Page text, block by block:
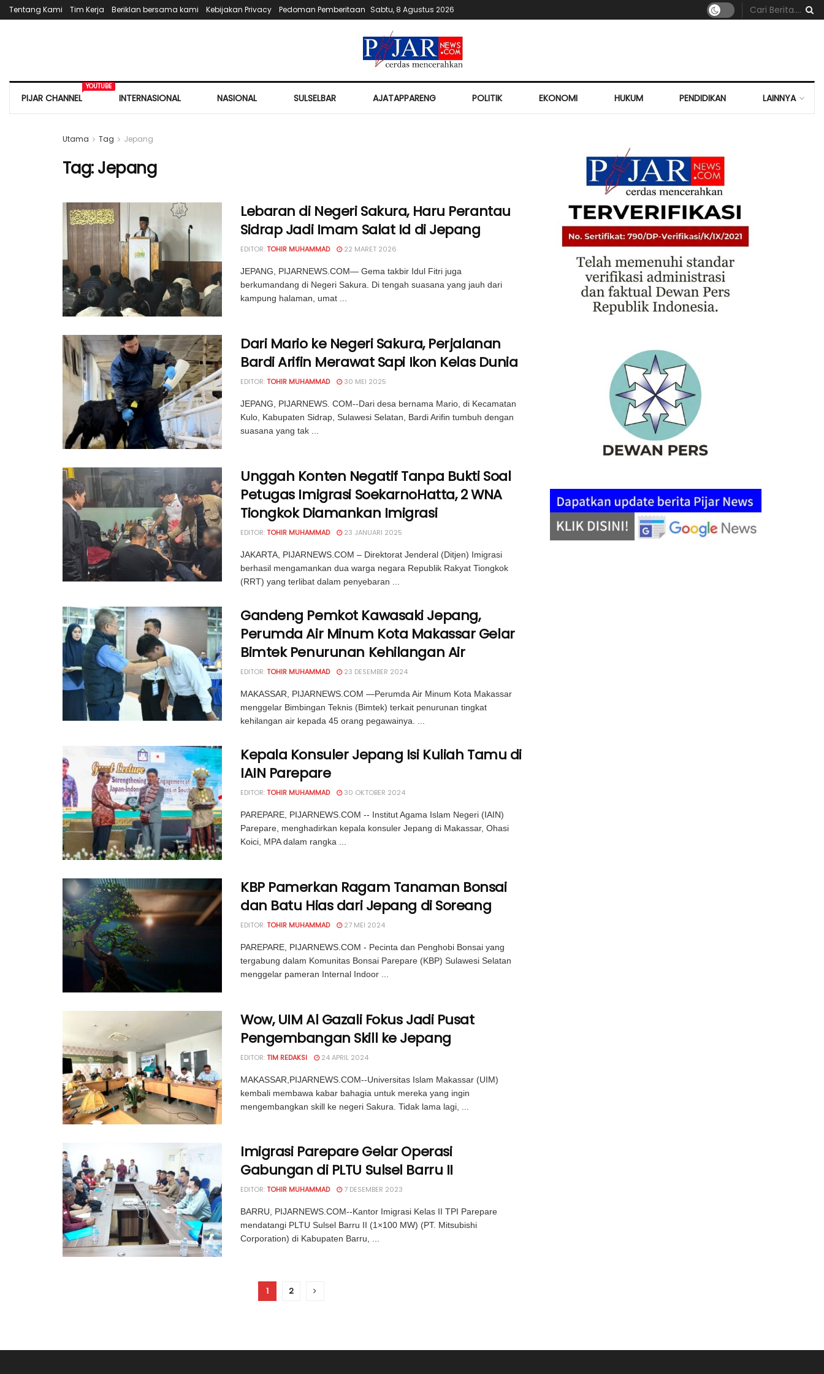
Tentang Kami Tim Kerja Beriklan bersama kami Kebijakan Privacy Pedoman Pemberitaan Sabtu, 8 Agustus 2026
PIJAR CHANNEL
YOUTUBE
INTERNASIONAL NASIONAL SULSELBAR AJATAPPARENG POLITIK EKONOMI HUKUM PENDIDIKAN LAINNYA
Utama Tag Jepang
Tag:Jepang
Lebaran di Negeri Sakura, Haru Perantau
Sidrap Jadi Imam Salat Id di Jepang
EDITOR:TOHIR MUHAMMAD 22 MARET 2026
JEPANG, PIJARNEWS.COM— Gema takbir Idul Fitri juga
berkumandang di Negeri Sakura. Di tengah suasana yang jauh dari
kampung halaman, umat ...
Dari Mario ke Negeri Sakura, Perjalanan
Bardi Arifin Merawat Sapi Ikon Kelas Dunia
EDITOR:TOHIR MUHAMMAD 30 MEI 2025
JEPANG, PIJARNEWS. COM--Dari desa bernama Mario, di Kecamatan
Kulo, Kabupaten Sidrap, Sulawesi Selatan, Bardi Arifin tumbuh dengan
suasana yang tak ...
Unggah Konten Negatif Tanpa Bukti Soal
Petugas Imigrasi SoekarnoHatta, 2 WNA
Tiongkok Diamankan Imigrasi
EDITOR:TOHIR MUHAMMAD 23 JANUARI 2025
JAKARTA, PIJARNEWS.COM – Direktorat Jenderal (Ditjen) Imigrasi
berhasil mengamankan dua warga negara Republik Rakyat Tiongkok
(RRT) yang terlibat dalam penyebaran ...
Gandeng Pemkot Kawasaki Jepang,
Perumda Air Minum Kota Makassar Gelar
Bimtek Penurunan Kehilangan Air
EDITOR:TOHIR MUHAMMAD 23 DESEMBER 2024
MAKASSAR, PIJARNEWS.COM —Perumda Air Minum Kota Makassar
menggelar Bimbingan Teknis (Bimtek) terkait penurunan tingkat
kehilangan air kepada 45 orang pegawainya. ...
Kepala Konsuler Jepang Isi Kuliah Tamu di
IAIN Parepare
EDITOR:TOHIR MUHAMMAD 30 OKTOBER 2024
PAREPARE, PIJARNEWS.COM -- Institut Agama Islam Negeri (IAIN)
Parepare, menghadirkan kepala konsuler Jepang di Makassar, Ohasi
Koici, MPA dalam rangka ...
KBP Pamerkan Ragam Tanaman Bonsai
dan Batu Hias dari Jepang di Soreang
EDITOR:TOHIR MUHAMMAD 27 MEI 2024
PAREPARE, PIJARNEWS.COM - Pecinta dan Penghobi Bonsai yang
tergabung dalam Komunitas Bonsai Parepare (KBP) Sulawesi Selatan
menggelar pameran Internal Indoor ...
Wow, UIM Al Gazali Fokus Jadi Pusat
Pengembangan Skill ke Jepang
EDITOR:TIM REDAKSI 24 APRIL 2024
MAKASSAR,PIJARNEWS.COM--Universitas Islam Makassar (UIM)
kembali membawa kabar bahagia untuk mereka yang ingin
mengembangkan skill ke negeri Sakura. Tidak lama lagi, ...
Imigrasi Parepare Gelar Operasi
Gabungan di PLTU Sulsel Barru II
EDITOR:TOHIR MUHAMMAD 7 DESEMBER 2023
BARRU, PIJARNEWS.COM--Kantor Imigrasi Kelas II TPI Parepare
mendatangi PLTU Sulsel Barru II (1×100 MW) (PT. Mitsubishi
Corporation) di Kabupaten Barru, ...
1 2